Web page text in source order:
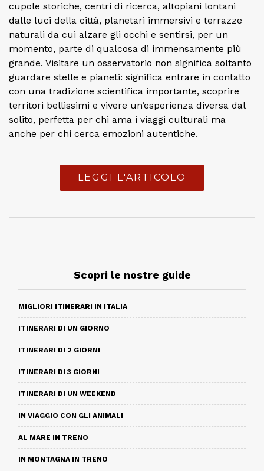
cupole storiche, centri di ricerca, altopiani lontani
dalle luci della città, planetari immersivi e terrazze
naturali da cui alzare gli occhi e sentirsi, per un
momento, parte di qualcosa di immensamente più
grande. Visitare un osservatorio non significa soltanto
guardare stelle e pianeti: significa entrare in contatto
con una tradizione scientifica importante, scoprire
territori bellissimi e vivere un’esperienza diversa dal
solito, perfetta per chi ama i viaggi culturali ma
anche per chi cerca emozioni autentiche.
LEGGI L'ARTICOLO
Scopri le nostre guide
MIGLIORI ITINERARI IN ITALIA
ITINERARI DI UN GIORNO
ITINERARI DI 2 GIORNI
ITINERARI DI 3 GIORNI
ITINERARI DI UN WEEKEND
IN VIAGGIO CON GLI ANIMALI
AL MARE IN TRENO
IN MONTAGNA IN TRENO